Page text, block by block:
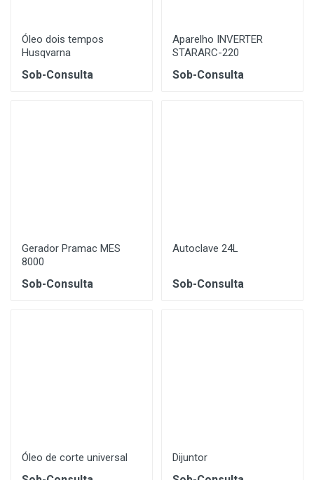
Óleo dois tempos
Husqvarna
Sob-Consulta
Aparelho INVERTER
STARARC-220
Sob-Consulta
Gerador Pramac MES
8000
Sob-Consulta
Autoclave 24L
Sob-Consulta
Óleo de corte universal Dijuntor